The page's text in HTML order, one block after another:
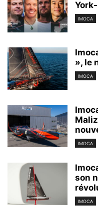
IMOCA
», le
IMOCA
IMOCA
son
IMOCA